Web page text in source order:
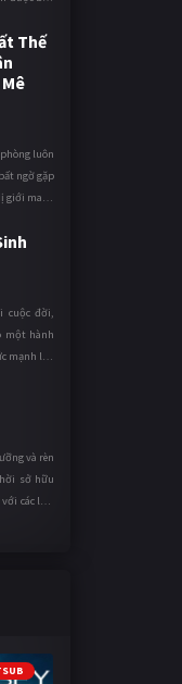
Thế
luôn
ngờ gặp
giới mang
cuộc đời,
một hành
mạnh lẫn
và rèn
sở hữu
các loài